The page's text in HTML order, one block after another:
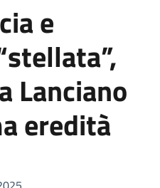
e
Lanciano
eredità